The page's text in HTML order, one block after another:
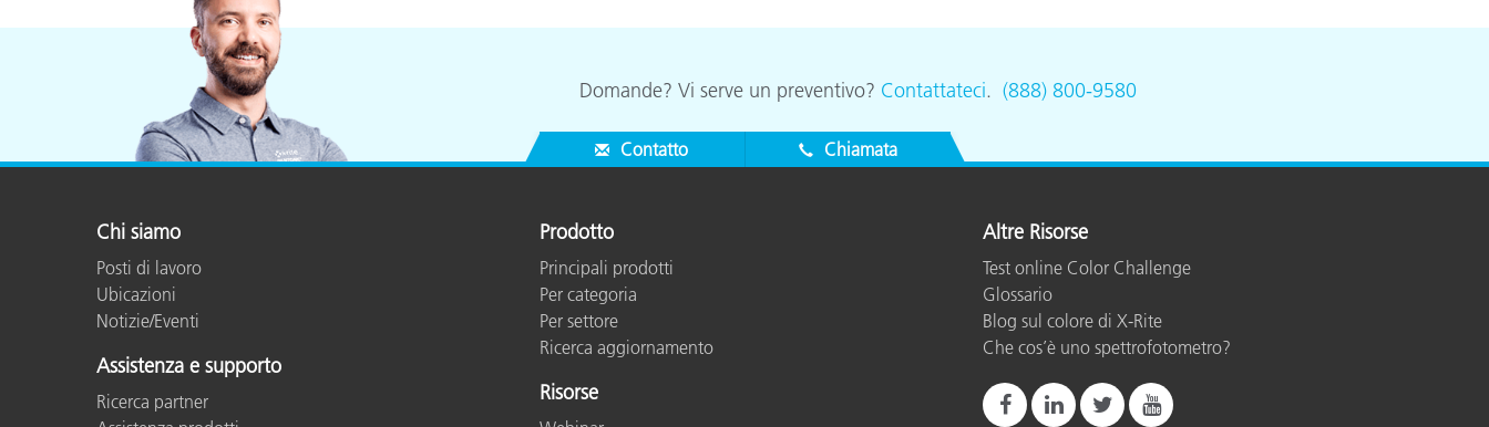
Domande? Vi serve un preventivo? Contattateci. (888) 800-9580
Contatto Chiamata
Chi siamo
Posti di lavoro
Ubicazioni
Notizie/Eventi
Assistenza e supporto
Ricerca partner
Prodotto
Principali prodotti
Per categoria
Per settore
Ricerca aggiornamento
Risorse
Altre Risorse
Test online Color Challenge
Glossario
Blog sul colore di X-Rite
Che cos’è uno spettrofotometro?